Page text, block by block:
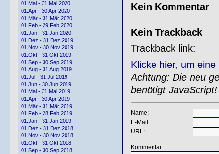
01.Mai - 31 Mai 2020
01.Apr - 30 Apr 2020
01.Mär - 31 Mär 2020
01.Feb - 29 Feb 2020
01.Jan - 31 Jan 2020
01.Dez - 31 Dez 2019
01.Nov - 30 Nov 2019
01.Okt - 31 Okt 2019
01.Sep - 30 Sep 2019
01.Aug - 31 Aug 2019
01.Jul - 31 Jul 2019
01.Jun - 30 Jun 2019
01.Mai - 31 Mai 2019
01.Apr - 30 Apr 2019
01.Mär - 31 Mär 2019
01.Feb - 28 Feb 2019
01.Jan - 31 Jan 2019
01.Dez - 31 Dez 2018
01.Nov - 30 Nov 2018
01.Okt - 31 Okt 2018
01.Sep - 30 Sep 2018
Kein Kommentar
Kein Trackback
Trackback link:
Klicke hier, um
Achtung: Die neu
benötigt JavaScript!
Name:
E-Mail:
URL:
Kommentar: